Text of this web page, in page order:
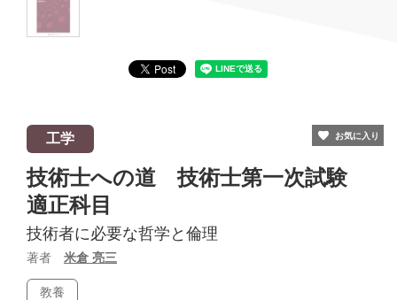
工学
技術士への道 技術士第一次試験
適正科目
技術者に必要な哲学と倫理
著者 米倉 亮三
教養
お気に入り